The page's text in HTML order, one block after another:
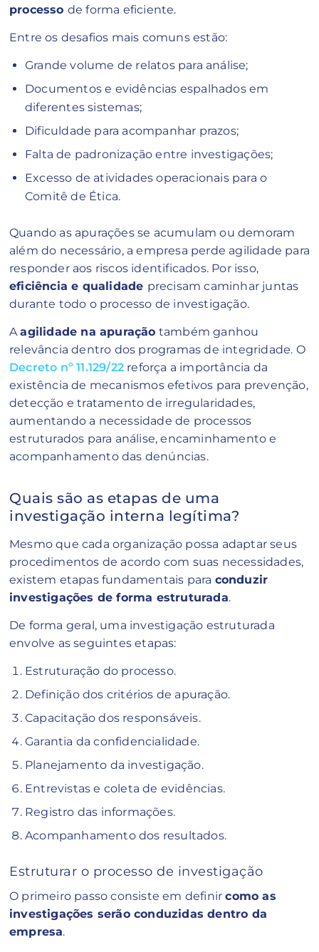
processo de forma eficiente.
Entre os desafios mais comuns estão:
Grande volume de relatos para análise;
Documentos e evidências espalhados em
diferentes sistemas;
Dificuldade para acompanhar prazos;
Falta de padronização entre investigações;
Excesso de atividades operacionais para o
Comitê de Ética.
Quando as apurações se acumulam ou demoram
além do necessário, a empresa perde agilidade para
responder aos riscos identificados. Por isso,
eficiência e qualidade precisam caminhar juntas
durante todo o processo de investigação.
Aagilidade na apuração também ganhou
relevância dentro dos programas de integridade. O
Decreto nº 11.129/22 reforça a importância da
existência de mecanismos efetivos para prevenção,
detecção e tratamento de irregularidades,
aumentando a necessidade de processos
estruturados para análise, encaminhamento e
acompanhamento das denúncias.
Quais são as etapas de uma
investigação interna legítima?
Mesmo que cada organização possa adaptar seus
procedimentos de acordo com suas necessidades,
existem etapas fundamentais para conduzir
investigações de forma estruturada.
De forma geral, uma investigação estruturada
envolve as seguintes etapas:
Estruturação do processo.
Definição dos critérios de apuração.
Capacitação dos responsáveis.
Garantia da confidencialidade.
Planejamento da investigação.
Entrevistas e coleta de evidências.
Registro das informações.
Acompanhamento dos resultados.
Estruturar o processo de investigação
O primeiro passo consiste em definircomo as
investigações serão conduzidas dentro da
empresa.